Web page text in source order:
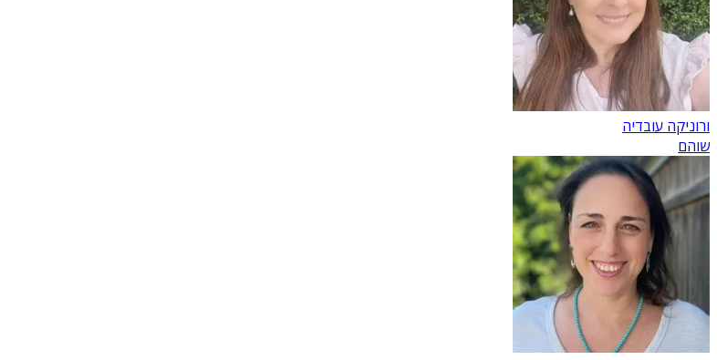
ורוניקה עובדיה
שוהם